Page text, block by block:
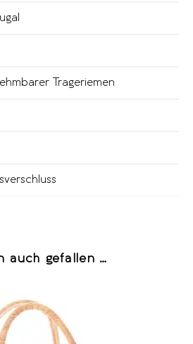
Trageriemen
auch gefallen …